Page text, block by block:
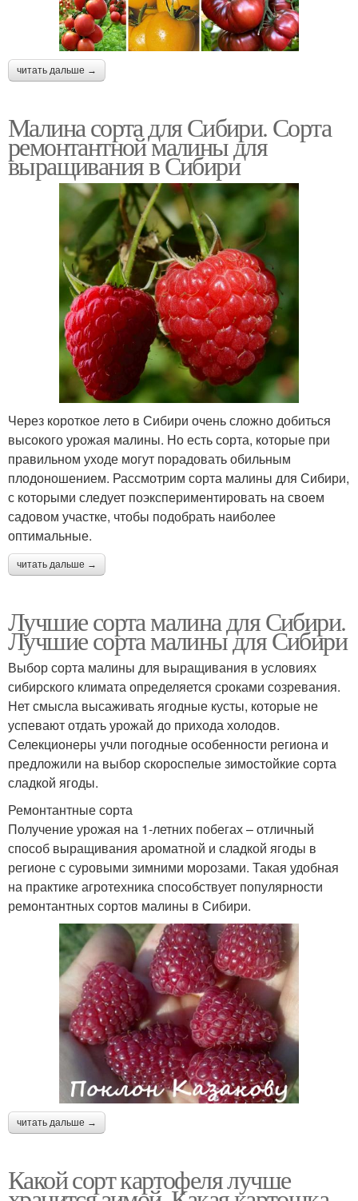
читать дальше →
Малина сорта для Сибири. Сорта
ремонтантной малины для
выращивания в Сибири
Через короткое лето в Сибири очень сложно добиться
высокого урожая малины. Но есть сорта, которые при
правильном уходе могут порадовать обильным
плодоношением. Рассмотрим сорта малины для Сибири,
с которыми следует поэкспериментировать на своем
садовом участке, чтобы подобрать наиболее
оптимальные.
читать дальше →
Лучшие сорта малина для Сибири.
Лучшие сорта малины для Сибири
Выбор сорта малины для выращивания в условиях
сибирского климата определяется сроками созревания.
Нет смысла высаживать ягодные кусты, которые не
успевают отдать урожай до прихода холодов.
Селекционеры учли погодные особенности региона и
предложили на выбор скороспелые зимостойкие сорта
сладкой ягоды.
Ремонтантные сорта
Получение урожая на 1-летних побегах – отличный
способ выращивания ароматной и сладкой ягоды в
регионе с суровыми зимними морозами. Такая удобная
на практике агротехника способствует популярности
ремонтантных сортов малины в Сибири.
читать дальше →
Какой сорт картофеля лучше